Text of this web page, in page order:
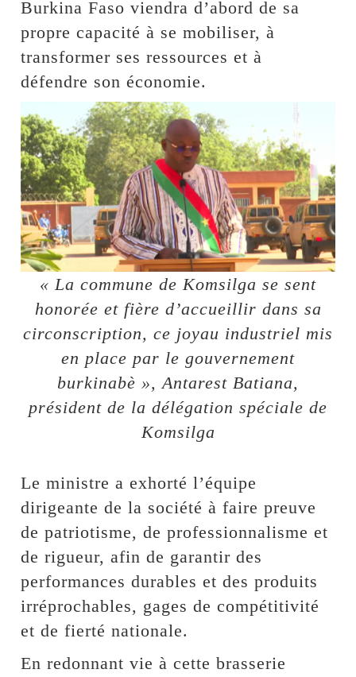
Burkina Faso viendra d’abord de sa
propre capacité à se mobiliser, à
transformer ses ressources et à
défendre son économie.
« La commune de Komsilga se sent
honorée et fière d’accueillir dans sa
circonscription, ce joyau industriel mis
en place par le gouvernement
burkinabè », Antarest Batiana,
président de la délégation spéciale de
Komsilga
Le ministre a exhorté l’équipe
dirigeante de la société à faire preuve
de patriotisme, de professionnalisme et
de rigueur, afin de garantir des
performances durables et des produits
irréprochables, gages de compétitivité
et de fierté nationale.
En redonnant vie à cette brasserie